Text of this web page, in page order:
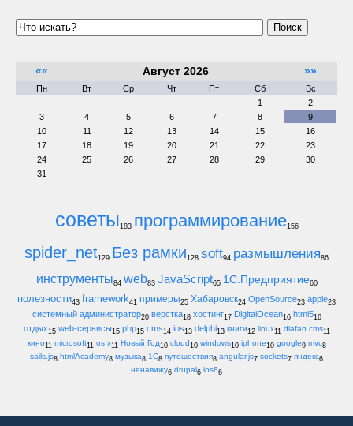
Поиск
«« Август 2026 »»
Пн Вт Ср Чт Пт Сб
Вс
1
2
3
4 5 6 7 8
9
10
11 12 13 14 15
16
17
18 19 20 21 22
23
24
25 26 27 28 29
30
31
советы183 программирование156
spider_net129 Без рамки128 soft94 размышления86
инструменты84 web83 JavaScript65 1С:Предприятие60
полезности43 framework41 примеры25 Хабаровск24 OpenSource23 apple23
системный администратор20 верстка18 хостинг17 DigitalOcean16 html516
отдых15 web-сервисы15 php15 cms14 ios13 delphi13 книги12 linux11 diafan.cms11
кино11 microsoft11 os x11 Новый Год10 cloud10 windows10 iphone10 google9 mvc8
sails.js8 htmlAcademy8 музыка8 1С8 путешествия8 angular.js7 sockets7 яндекс6
ненавижу6 drupal6 ios86